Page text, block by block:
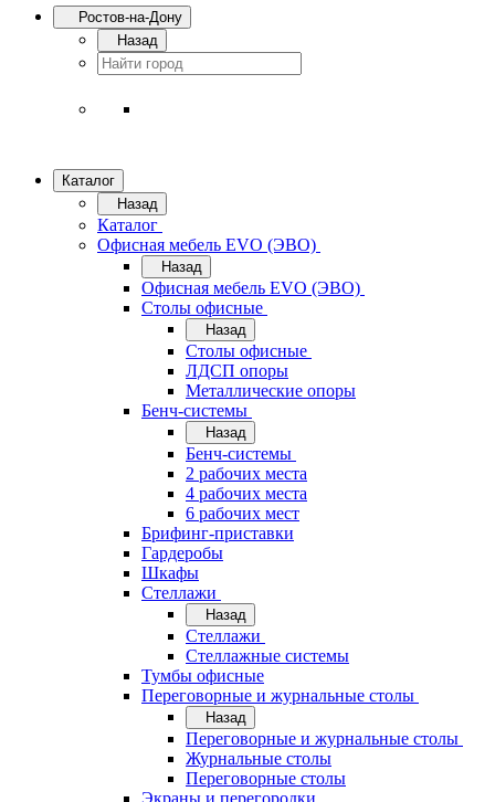
Ростов-на-Дону
Назад
Каталог
Назад
Каталог
Офисная мебель EVO (ЭВО)
Назад
Офисная мебель EVO (ЭВО)
Cтолы офисные
Назад
Cтолы офисные
ЛДСП опоры
Металлические опоры
Бенч-системы
Назад
Бенч-системы
2 рабочих места
4 рабочих места
6 рабочих мест
Брифинг-приставки
Гардеробы
Шкафы
Стеллажи
Назад
Стеллажи
Стеллажные системы
Тумбы офисные
Переговорные и журнальные столы
Назад
Переговорные и журнальные столы
Журнальные столы
Переговорные столы
Экраны и перегородки